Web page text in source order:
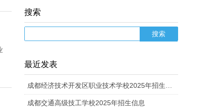
搜索
最近发表
成都交通高级技工学校2025年招生信息